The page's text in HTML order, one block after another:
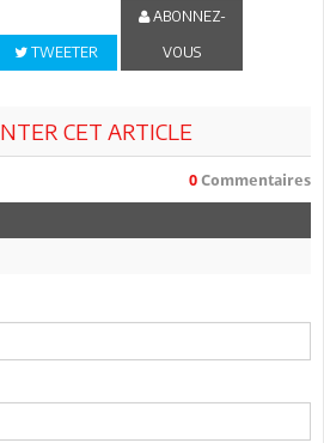
TWEETER
ABONNEZ-
VOUS
CET ARTICLE
0 Commentaires